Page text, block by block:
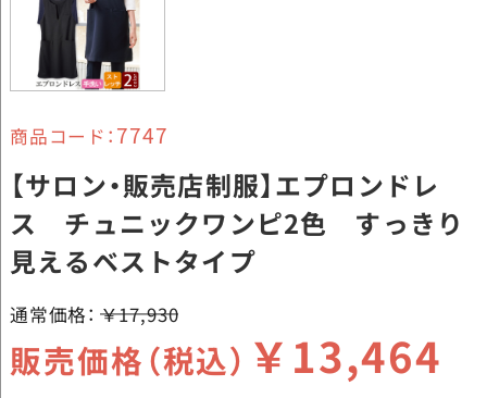
商品コード： 7747
【サロン・販売店制服】エプロンドレ
ス チュニックワンピ2色 すっきり
見えるベストタイプ
通常価格： ￥17,930
販売価格（税込） ￥13,464